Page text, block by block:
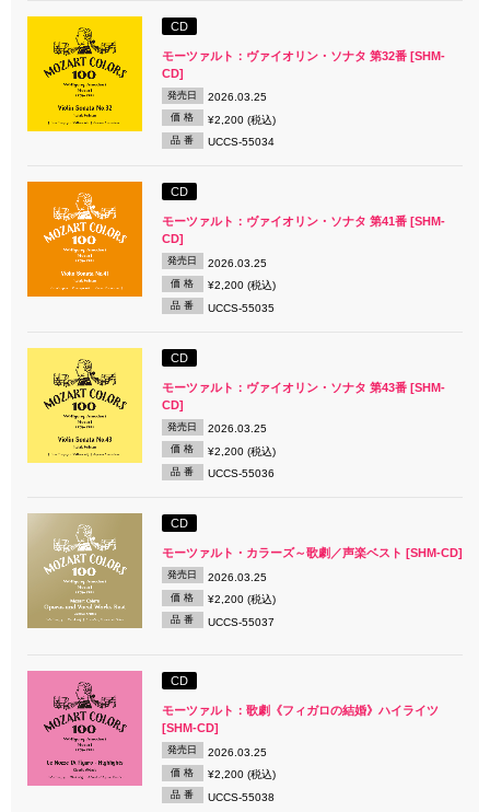
CD
モーツァルト：ヴァイオリン・ソナタ 第32番 [SHM-
CD]
発売日 2026.03.25
価 格 ¥2,200 (税込)
品 番 UCCS-55034
CD
モーツァルト：ヴァイオリン・ソナタ 第41番 [SHM-
CD]
発売日 2026.03.25
価 格 ¥2,200 (税込)
品 番 UCCS-55035
CD
モーツァルト：ヴァイオリン・ソナタ 第43番 [SHM-
CD]
発売日 2026.03.25
価 格 ¥2,200 (税込)
品 番 UCCS-55036
CD
モーツァルト・カラーズ～歌劇／声楽ベスト [SHM-CD]
発売日 2026.03.25
価 格 ¥2,200 (税込)
品 番 UCCS-55037
CD
モーツァルト：歌劇《フィガロの結婚》ハイライツ
[SHM-CD]
発売日 2026.03.25
価 格 ¥2,200 (税込)
品 番 UCCS-55038